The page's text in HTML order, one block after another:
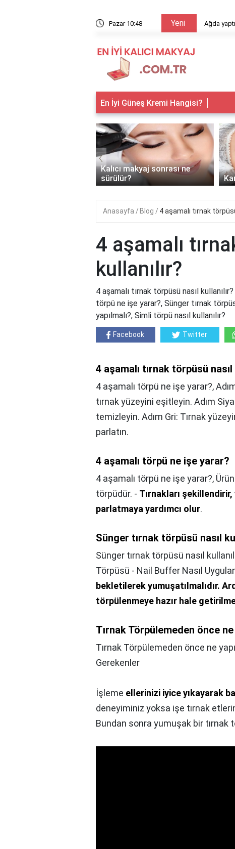
Pazar 10:48 Yeni Ağda
En İyi Güneş Kremi Hangisi?
Kalıcı makyaj sonrası ne
sürülür?
‹
Anasayfa Blog 4 aşamalı tırnak
4 aşamalı
kullanılır?
4 aşamalı tırnak törpüsü nasıl
törpü ne işe yarar?, Sünger tırnak
yapılmalı?, Simli törpü nasıl kullanılır?
Facebook Twitter
4 aşamalı tırnak törpüsü nasıl
4 aşamalı törpü ne işe yarar?,
tırnak yüzeyini eşitleyin. Adım
temizleyin. Adım Gri: Tırnak
parlatın.
4 aşamalı törpü ne işe yarar?
4 aşamalı törpü ne işe yarar?,
törpüdür. - Tırnakları
parlatmaya yardımcı olur.
Sünger tırnak törpüsü nasıl
Sünger tırnak törpüsü nasıl
Törpüsü - Nail Buffer Nasıl
bekletilerek yumuşatılmalıdır.
törpülenmeye hazır hale
Tırnak Törpülemeden önce ne
Tırnak Törpülemeden önce ne
Gerekenler
İşleme ellerinizi iyice yıkayarak
deneyiminiz yoksa işe tırnak
Bundan sonra yumuşak bir tırnak